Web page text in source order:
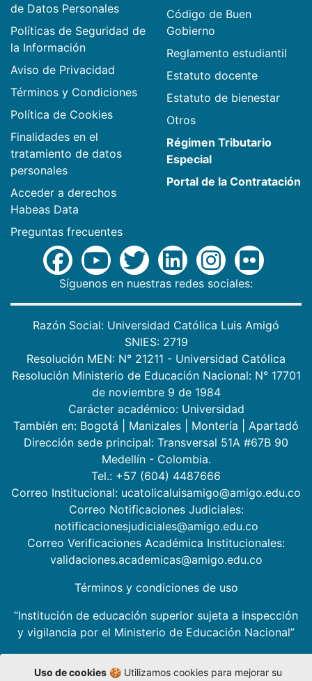
de Datos Personales
Políticas de Seguridad de
la Información
Aviso de Privacidad
Términos y Condiciones
Política de Cookies
Finalidades en el
tratamiento de datos
personales
Acceder a derechos
Habeas Data
Preguntas frecuentes
Código de Buen
Gobierno
Reglamento estudiantil
Estatuto docente
Estatuto de bienestar
Otros
Régimen Tributario
Especial
Portal de la Contratación
Síguenos en nuestras redes sociales:
Razón Social: Universidad Católica Luis Amigó
SNIES: 2719
Resolución MEN: N° 21211 - Universidad Católica
Resolución Ministerio de Educación Nacional: N° 17701
de noviembre 9 de 1984
Carácter académico: Universidad
También en: Bogotá Manizales Montería
Apartadó
Dirección sede principal: Transversal 51A #67B 90
Medellín - Colombia.
Tel.: +57 (604) 4487666
Correo Institucional: ucatolicaluisamigo@amigo.edu.co
Correo Notificaciones Judiciales:
notificacionesjudiciales@amigo.edu.co
Correo Verificaciones Académica Institucionales:
validaciones.academicas@amigo.edu.co
Términos y condiciones de uso
“Institución de educación superior sujeta a inspección
y vigilancia por el Ministerio de Educación Nacional”
Uso de cookies🍪 Utilizamos cookies para mejorar su